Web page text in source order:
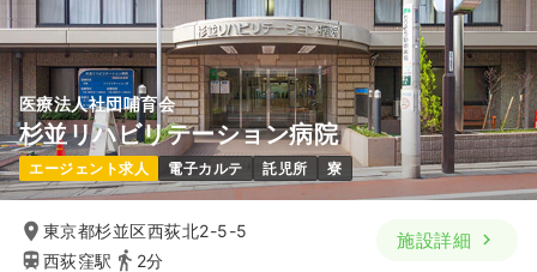
医療法人社団哺育会
杉並リハビリテーション病院
エージェント求人 電子カルテ 託児所 寮
東京都杉並区西荻北2-5-5
西荻窪駅
2分
施設詳細